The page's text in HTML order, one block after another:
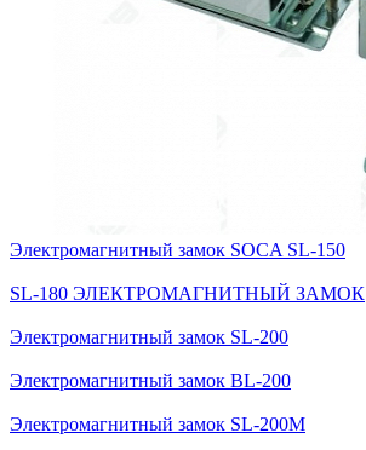
Электромагнитный замок SOCA SL-150
SL-180 ЭЛЕКТРОМАГНИТНЫЙ ЗАМОК
Электромагнитный замок SL-200
Электромагнитный замок BL-200
Электромагнитный замок SL-200M